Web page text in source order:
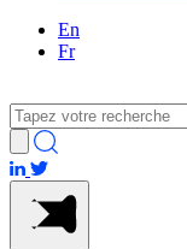
En
Fr